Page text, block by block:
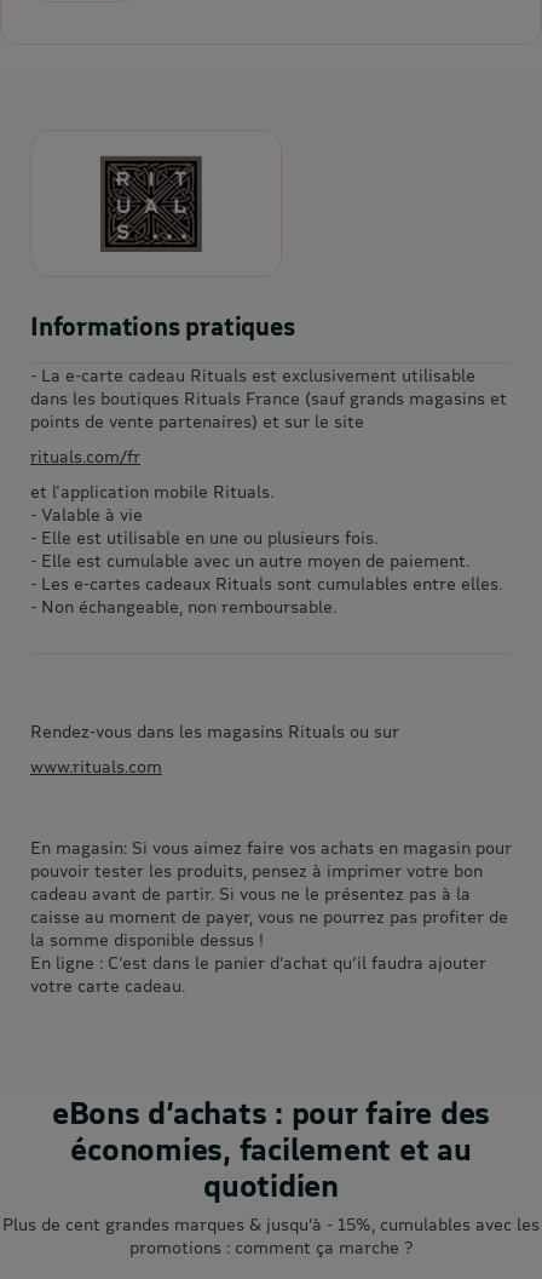
Informations pratiques
- La e-carte cadeau Rituals est exclusivement utilisable
dans les boutiques Rituals France (sauf grands magasins et
points de vente partenaires) et sur le site
rituals.com/fr
et l'application mobile Rituals.
- Valable à vie
- Elle est utilisable en une ou plusieurs fois.
- Elle est cumulable avec un autre moyen de paiement.
- Les e-cartes cadeaux Rituals sont cumulables entre elles.
- Non échangeable, non remboursable.
Rendez-vous dans les magasins Rituals ou sur
www.rituals.com
En magasin: Si vous aimez faire vos achats en magasin pour
pouvoir tester les produits, pensez à imprimer votre bon
cadeau avant de partir. Si vous ne le présentez pas à la
caisse au moment de payer, vous ne pourrez pas profiter de
la somme disponible dessus !
En ligne : C’est dans le panier d’achat qu’il faudra ajouter
votre carte cadeau.
eBons d’achats : pour faire des
économies, facilement et au
quotidien
Plus de cent grandes marques & jusqu’à - 15%, cumulables avec les
promotions : comment ça marche ?